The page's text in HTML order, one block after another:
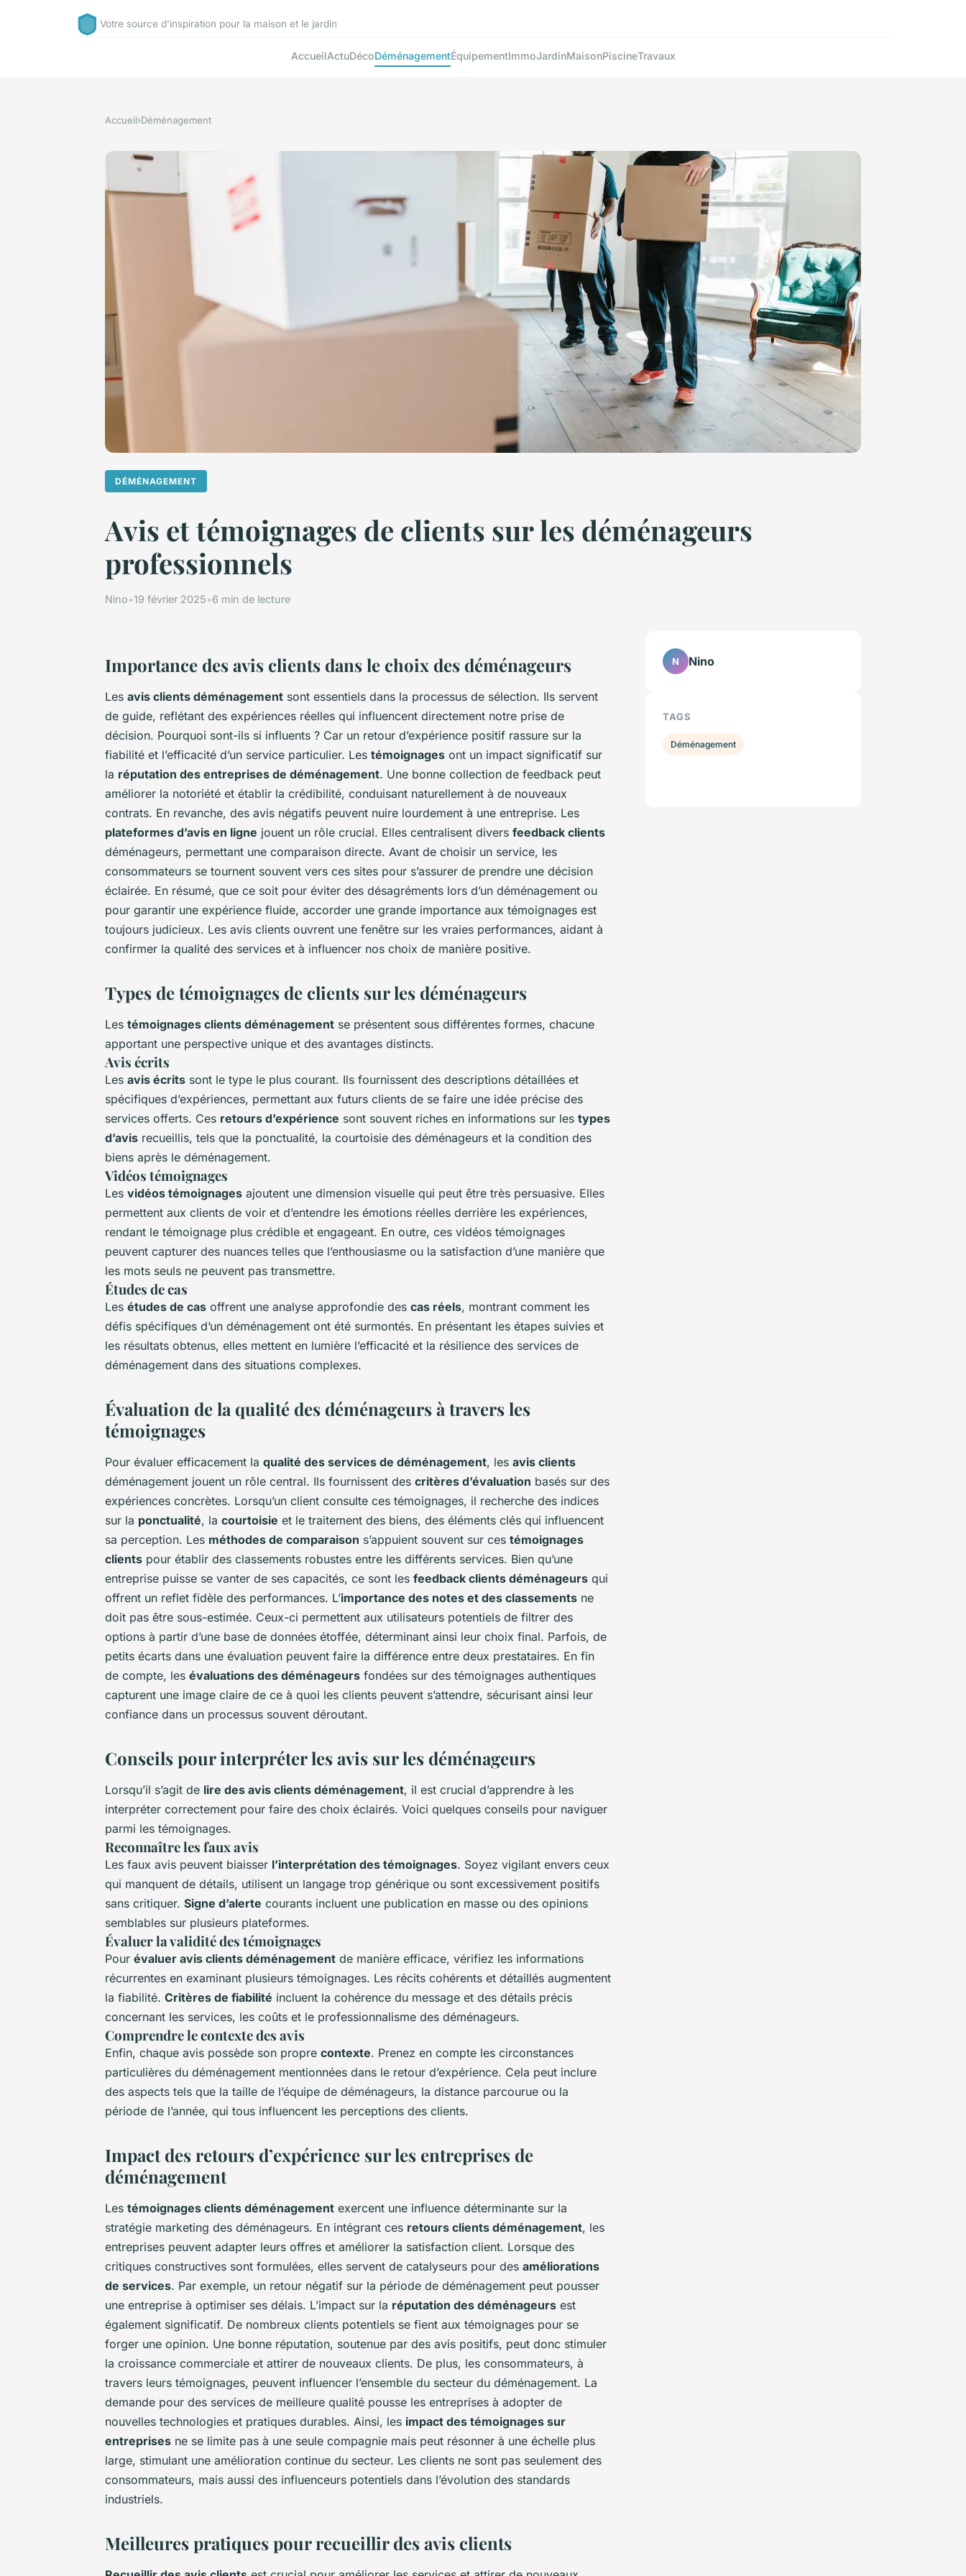
Votre source d'inspiration pour la maison et le jardin
AccueilActuDécoDéménagementÉquipementImmoJardinMaisonPiscineTravaux
Accueil›Déménagement
DÉMÉNAGEMENT
Avis et témoignages de clients sur les déménageurs
professionnels
Nino•19 février 2025•6 min de lecture
Importance des avis clients dans le choix des déménageurs
Les avis clients déménagement sont essentiels dans la processus de sélection. Ils servent
de guide, reflétant des expériences réelles qui influencent directement notre prise de
décision. Pourquoi sont-ils si influents ? Car un retour d’expérience positif rassure sur la
fiabilité et l’efficacité d’un service particulier. Les témoignages ont un impact significatif sur
la réputation des entreprises de déménagement. Une bonne collection de feedback peut
améliorer la notoriété et établir la crédibilité, conduisant naturellement à de nouveaux
contrats. En revanche, des avis négatifs peuvent nuire lourdement à une entreprise. Les
plateformes d’avis en ligne jouent un rôle crucial. Elles centralisent divers feedback clients
déménageurs, permettant une comparaison directe. Avant de choisir un service, les
consommateurs se tournent souvent vers ces sites pour s’assurer de prendre une décision
éclairée. En résumé, que ce soit pour éviter des désagréments lors d’un déménagement ou
pour garantir une expérience fluide, accorder une grande importance aux témoignages est
toujours judicieux. Les avis clients ouvrent une fenêtre sur les vraies performances, aidant à
confirmer la qualité des services et à influencer nos choix de manière positive.
Types de témoignages de clients sur les déménageurs
Les témoignages clients déménagement se présentent sous différentes formes, chacune
apportant une perspective unique et des avantages distincts.
Avis écrits
Les avis écrits sont le type le plus courant. Ils fournissent des descriptions détaillées et
spécifiques d’expériences, permettant aux futurs clients de se faire une idée précise des
services offerts. Ces retours d’expérience sont souvent riches en informations sur les types
d’avis recueillis, tels que la ponctualité, la courtoisie des déménageurs et la condition des
biens après le déménagement.
Vidéos témoignages
Les vidéos témoignages ajoutent une dimension visuelle qui peut être très persuasive. Elles
permettent aux clients de voir et d’entendre les émotions réelles derrière les expériences,
rendant le témoignage plus crédible et engageant. En outre, ces vidéos témoignages
peuvent capturer des nuances telles que l’enthousiasme ou la satisfaction d’une manière que
les mots seuls ne peuvent pas transmettre.
Études de cas
Les études de cas offrent une analyse approfondie des cas réels, montrant comment les
défis spécifiques d’un déménagement ont été surmontés. En présentant les étapes suivies et
les résultats obtenus, elles mettent en lumière l’efficacité et la résilience des services de
déménagement dans des situations complexes.
Évaluation de la qualité des déménageurs à travers les
témoignages
Pour évaluer efficacement la qualité des services de déménagement, les avis clients
déménagement jouent un rôle central. Ils fournissent des critères d’évaluation basés sur des
expériences concrètes. Lorsqu’un client consulte ces témoignages, il recherche des indices
sur la ponctualité, la courtoisie et le traitement des biens, des éléments clés qui influencent
sa perception. Les méthodes de comparaison s’appuient souvent sur ces témoignages
clients pour établir des classements robustes entre les différents services. Bien qu’une
entreprise puisse se vanter de ses capacités, ce sont les feedback clients déménageurs qui
offrent un reflet fidèle des performances. L’importance des notes et des classements ne
doit pas être sous-estimée. Ceux-ci permettent aux utilisateurs potentiels de filtrer des
options à partir d’une base de données étoffée, déterminant ainsi leur choix final. Parfois, de
petits écarts dans une évaluation peuvent faire la différence entre deux prestataires. En fin
de compte, les évaluations des déménageurs fondées sur des témoignages authentiques
capturent une image claire de ce à quoi les clients peuvent s’attendre, sécurisant ainsi leur
confiance dans un processus souvent déroutant.
Conseils pour interpréter les avis sur les déménageurs
Lorsqu’il s’agit de lire des avis clients déménagement, il est crucial d’apprendre à les
interpréter correctement pour faire des choix éclairés. Voici quelques conseils pour naviguer
parmi les témoignages.
Reconnaître les faux avis
Les faux avis peuvent biaisser l’interprétation des témoignages. Soyez vigilant envers ceux
qui manquent de détails, utilisent un langage trop générique ou sont excessivement positifs
sans critiquer. Signe d’alerte courants incluent une publication en masse ou des opinions
semblables sur plusieurs plateformes.
Évaluer la validité des témoignages
Pour évaluer avis clients déménagement de manière efficace, vérifiez les informations
récurrentes en examinant plusieurs témoignages. Les récits cohérents et détaillés augmentent
la fiabilité. Critères de fiabilité incluent la cohérence du message et des détails précis
concernant les services, les coûts et le professionnalisme des déménageurs.
Comprendre le contexte des avis
Enfin, chaque avis possède son propre contexte. Prenez en compte les circonstances
particulières du déménagement mentionnées dans le retour d’expérience. Cela peut inclure
des aspects tels que la taille de l’équipe de déménageurs, la distance parcourue ou la
période de l’année, qui tous influencent les perceptions des clients.
Impact des retours d’expérience sur les entreprises de
déménagement
Les témoignages clients déménagement exercent une influence déterminante sur la
stratégie marketing des déménageurs. En intégrant ces retours clients déménagement, les
entreprises peuvent adapter leurs offres et améliorer la satisfaction client. Lorsque des
critiques constructives sont formulées, elles servent de catalyseurs pour des améliorations
de services. Par exemple, un retour négatif sur la période de déménagement peut pousser
une entreprise à optimiser ses délais. L’impact sur la réputation des déménageurs est
également significatif. De nombreux clients potentiels se fient aux témoignages pour se
forger une opinion. Une bonne réputation, soutenue par des avis positifs, peut donc stimuler
la croissance commerciale et attirer de nouveaux clients. De plus, les consommateurs, à
travers leurs témoignages, peuvent influencer l’ensemble du secteur du déménagement. La
demande pour des services de meilleure qualité pousse les entreprises à adopter de
nouvelles technologies et pratiques durables. Ainsi, les impact des témoignages sur
entreprises ne se limite pas à une seule compagnie mais peut résonner à une échelle plus
large, stimulant une amélioration continue du secteur. Les clients ne sont pas seulement des
consommateurs, mais aussi des influenceurs potentiels dans l’évolution des standards
industriels.
Meilleures pratiques pour recueillir des avis clients
N Nino
TAGS
Déménagement